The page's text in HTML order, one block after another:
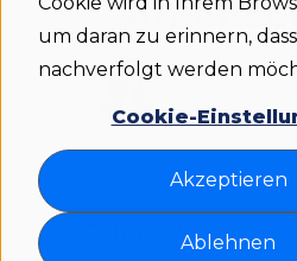
um daran zu erinnern,
nachverfolgt werden
Cookie-
Akzeptieren
Ablehnen
Inhalt